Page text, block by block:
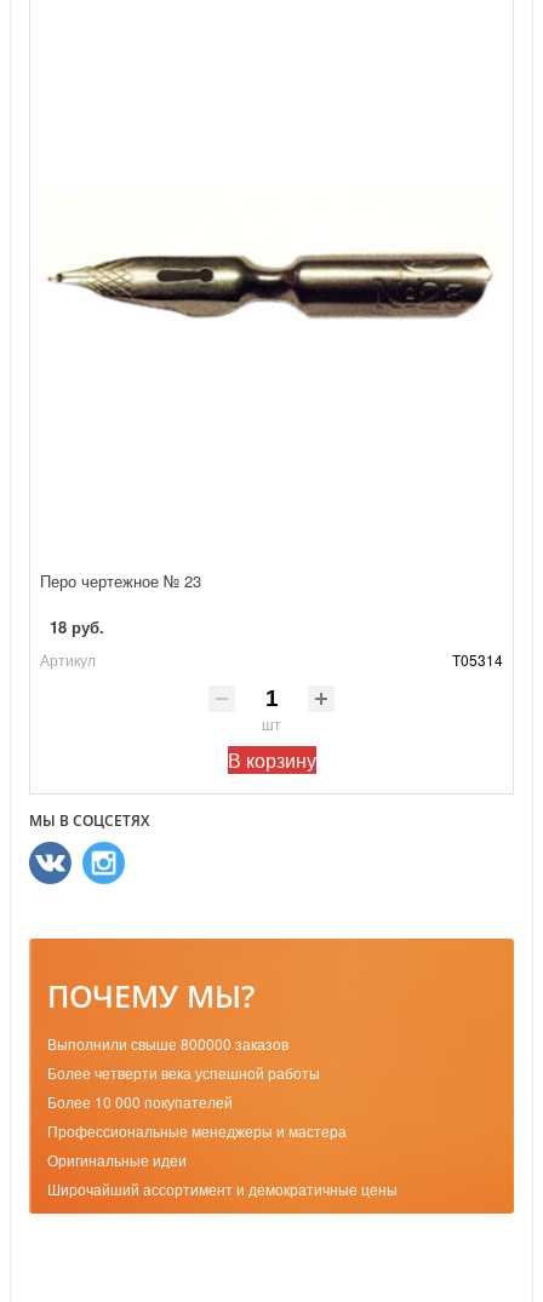
Перо чертежное № 23
18 руб.
Артикул Т05314
шт
В корзину
МЫ В СОЦСЕТЯХ
ПОЧЕМУ МЫ?
Выполнили свыше 800000 заказов
Более четверти века успешной работы
Более 10 000 покупателей
Профессиональные менеджеры и мастера
Оригинальные идеи
Широчайший ассортимент и демократичные цены